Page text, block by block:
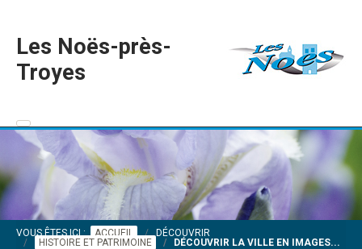
Les Noës-près-
Troyes
VOUS ÊTES ICI : ACCUEIL
DÉCOUVRIR
HISTOIRE ET PATRIMOINE
DÉCOUVRIR LA VILLE EN IMAGES...